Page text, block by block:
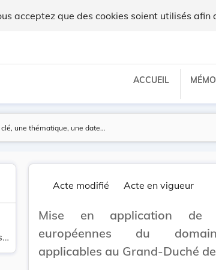
acceptez que des cookies soient utilisés afin
ACCUEIL
A264 Mise en application de nouvelles normes européennes du domaine non-électrique applicables au Grand-Duché de Luxembourg.
Acte modifié Acte en vigueur
Mise en application de
européennes du
applicables au Grand-Duché